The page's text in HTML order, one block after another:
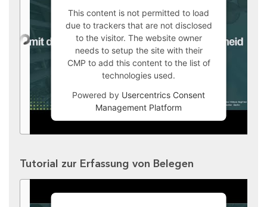
This content is not permitted to load
due to trackers that are not disclosed
to the visitor. The website owner
needs to setup the site with their
CMP to add this content to the list of
technologies used.
Powered by Usercentrics Consent
Management Platform
Tutorial zur Erfassung von Belegen